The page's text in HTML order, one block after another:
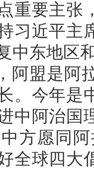
重要主张
习近平主
中东地区
阿盟是阿
。今年是
中阿治国
方愿同
全球四大